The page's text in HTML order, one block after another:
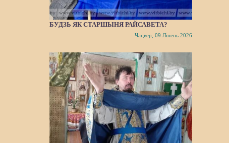
БУДЗЬ ЯК СТАРШЫНЯ РАЙСАВЕТА?
Чацвер, 09 Ліпень 2026